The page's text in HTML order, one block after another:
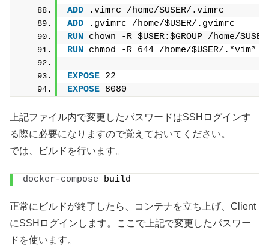
ADD .vimrc /home/$USER/.vimrc
ADD .gvimrc /home/$USER/.gvimrc
RUN chown -R $USER:$GROUP /home/
RUN chmod -R 644 /home/$USER/.*vim*
EXPOSE 22
EXPOSE 8080
上記ファイル内で変更したパスワードはSSHログインす
る際に必要になりますので覚えておいてください。
では、ビルドを行います。
docker-compose build
正常にビルドが終了したら、コンテナを立ち上げ、Client
にSSHログインします。ここで上記で変更したパスワー
ドを使います。